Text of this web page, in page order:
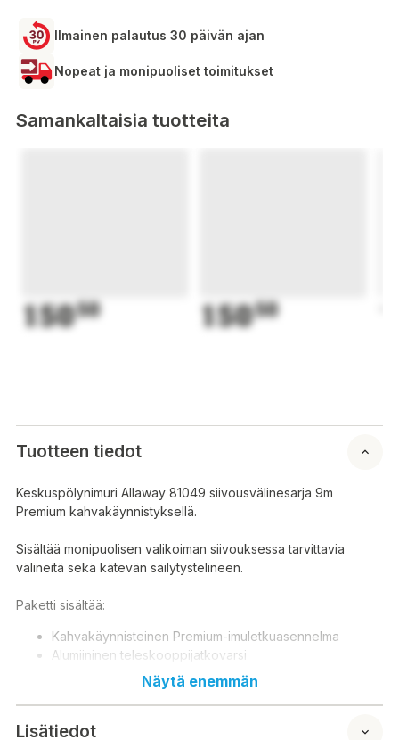
Ilmainen palautus 30 päivän ajan
Nopeat ja monipuoliset toimitukset
Samankaltaisia tuotteita
15050 15050
Tuotteen tiedot
Keskuspölynimuri Allaway 81049 siivousvälinesarja 9m
Premium kahvakäynnistyksellä.
Sisältää monipuolisen valikoiman siivouksessa tarvittavia
välineitä sekä kätevän säilytystelineen.
Paketti sisältää:
Kahvakäynnisteinen Premium-imuletkuasennelma
Alumiininen teleskooppijatkovarsi
Lattia-/mattosuulake
Huonekalukaksoissuulake
Kapea kärkisuulake
Säilytysteline
Näytä enemmän
Lisätiedot